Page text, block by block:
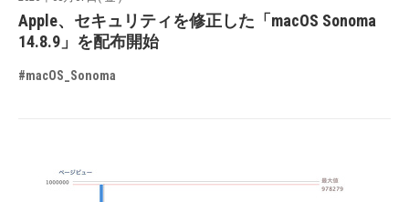
Apple、セキュリティを修正した「macOS Sonoma
14.8.9」を配布開始
#macOS_Sonoma